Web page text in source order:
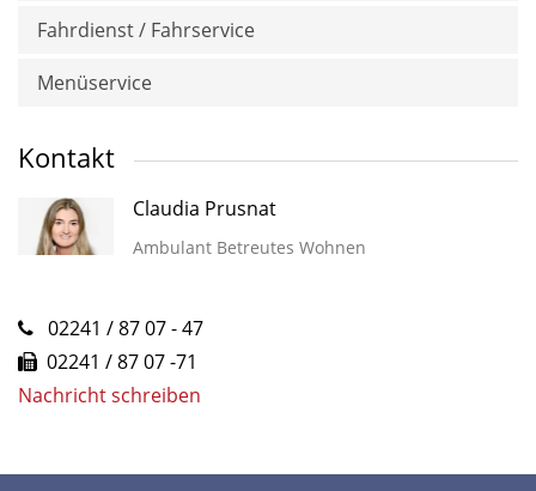
Fahrdienst / Fahrservice
Menüservice
Kontakt
Claudia Prusnat
Ambulant Betreutes Wohnen
02241 / 87 07 - 47
02241 / 87 07 -71
Nachricht schreiben